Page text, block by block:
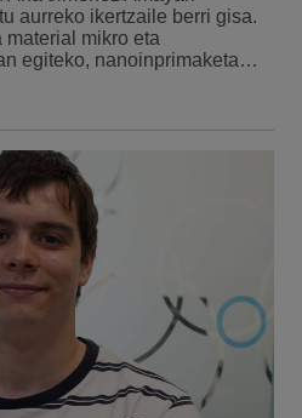
aurreko ikertzaile berri gisa.
material mikro eta
egiteko, nanoinprimaketa…